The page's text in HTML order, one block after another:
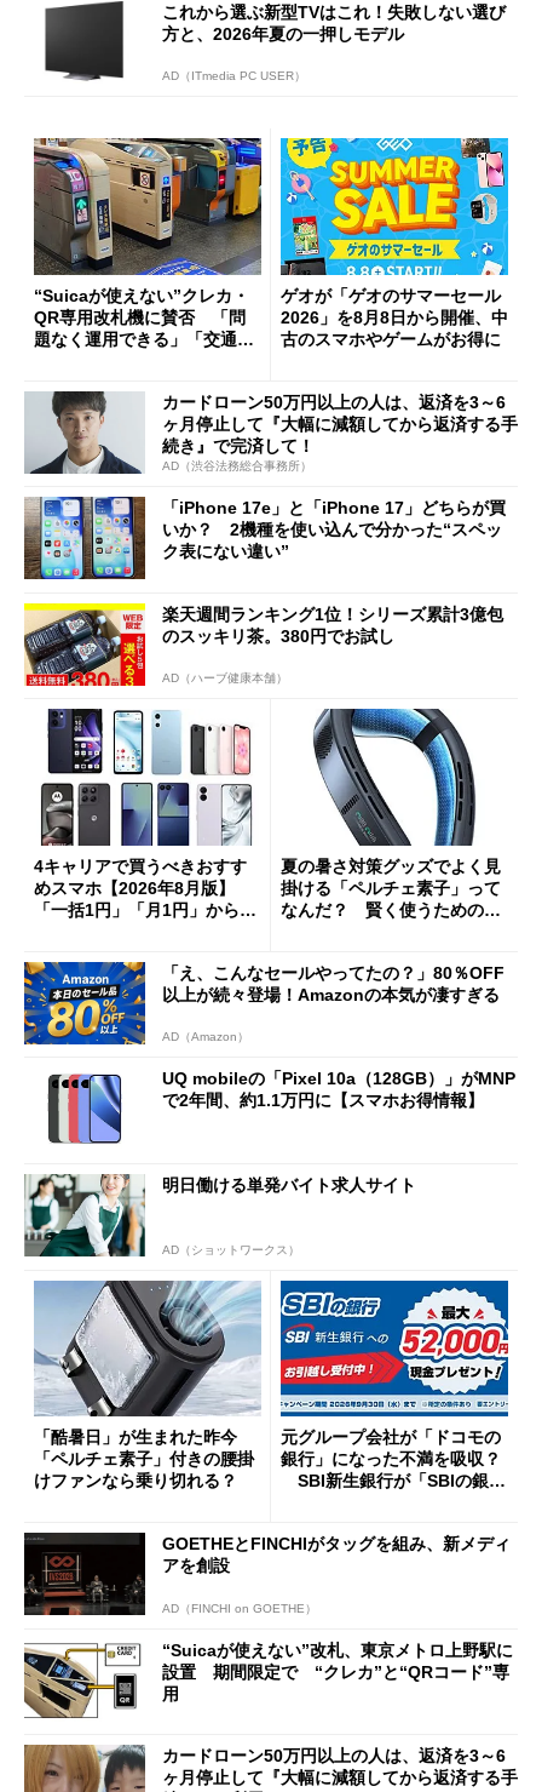
これから選ぶ新型TVはこれ！失敗しない選び
方と、2026年夏の一押しモデル
AD（ITmedia PC USER）
“Suicaが使えない”クレカ・
QR専用改札機に賛否 「問
題なく運用できる」「交通系I
ゲオが「ゲオのサマーセール
2026」を8月8日から開催、中
古のスマホやゲームがお得に
カードローン50万円以上の人は、返済を3～6
ヶ月停止して『大幅に減額してから返済する手
続き』で完済して！
AD（渋谷法務総合事務所）
「iPhone 17e」と「iPhone 17」どちらが買
いか？ 2機種を使い込んで分かった“スペッ
ク表にない違い”
楽天週間ランキング1位！シリーズ累計3億包
のスッキリ茶。380円でお試し
AD（ハーブ健康本舗）
4キャリアで買うべきおすす
めスマホ【2026年8月版】
「一括1円」「月1円」からお
夏の暑さ対策グッズでよく見
掛ける「ペルチェ素子」って
なんだ？ 賢く使うための注
「え、こんなセールやってたの？」80％OFF
以上が続々登場！Amazonの本気が凄すぎる
AD（Amazon）
UQ mobileの「Pixel 10a（128GB）」がMNP
で2年間、約1.1万円に【スマホお得情報】
明日働ける単発バイト求人サイト
AD（ショットワークス）
「酷暑日」が生まれた昨今
「ペルチェ素子」付きの腰掛
けファンなら乗り切れる？
元グループ会社が「ドコモの
銀行」になった不満を吸収？
SBI新生銀行が「SBIの銀
開催
GOETHEとFINCHIがタッグを組み、新メディ
アを創設
AD（FINCHI on GOETHE）
“Suicaが使えない”改札、東京メトロ上野駅に
設置 期間限定で “クレカ”と“QRコード”専
用
カードローン50万円以上の人は、返済を3～6
ヶ月停止して『大幅に減額してから返済する手